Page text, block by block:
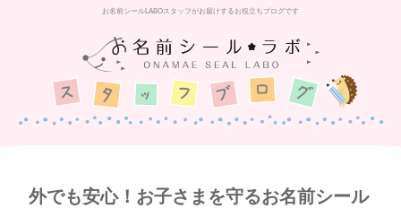
お名前シールLABOスタッフがお届けするお役立ちブログです
外でも安心！お子さまを守るお名前シール